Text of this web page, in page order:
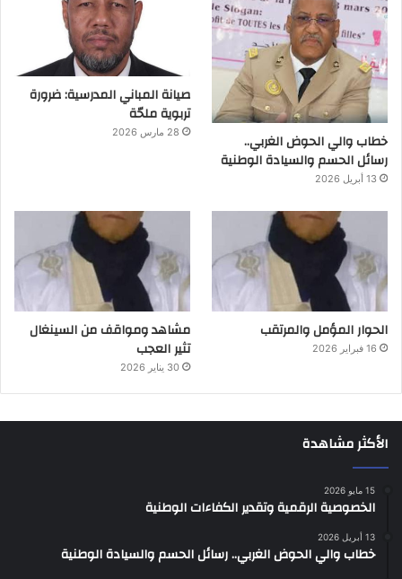
خطاب والي الحوض الغربي..
رسائل الحسم والسيادة الوطنية
13 أبريل 2026
صيانة المباني المدرسية: ضرورة
تربوية ملحّة
28 مارس 2026
الحوار المؤمل والمرتقب
16 فبراير 2026
مشاهد ومواقف من السينغال
تثير العجب
30 يناير 2026
الأكثر مشاهدة
15 مايو 2026
الخصوصية الرقمية وتقدير الكفاءات الوطنية
13 أبريل 2026
خطاب والي الحوض الغربي.. رسائل الحسم والسيادة الوطنية